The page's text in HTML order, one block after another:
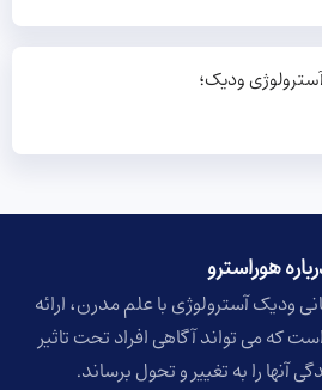
ودیک؛
هوراسترو​
ودیک آسترولوژی با علم مدرن، ارائه
که می تواند آگاهی افراد تحت تاثیر
آنها را به تغییر و تحول برساند.